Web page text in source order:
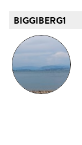
BIGGIBERG1